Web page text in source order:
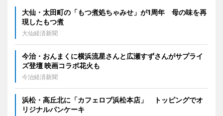
大仙・太田町の「もつ煮処ちゃみせ」が1周年 母の味を再
現したもつ煮
大仙経済新聞
今治・おんまくに横浜流星さんと広瀬すずさんがサプライ
ズ登壇 映画コラボ花火も
今治経済新聞
浜松・高丘北に「カフェロブ浜松本店」 トッピングでオ
リジナルパンケーキ